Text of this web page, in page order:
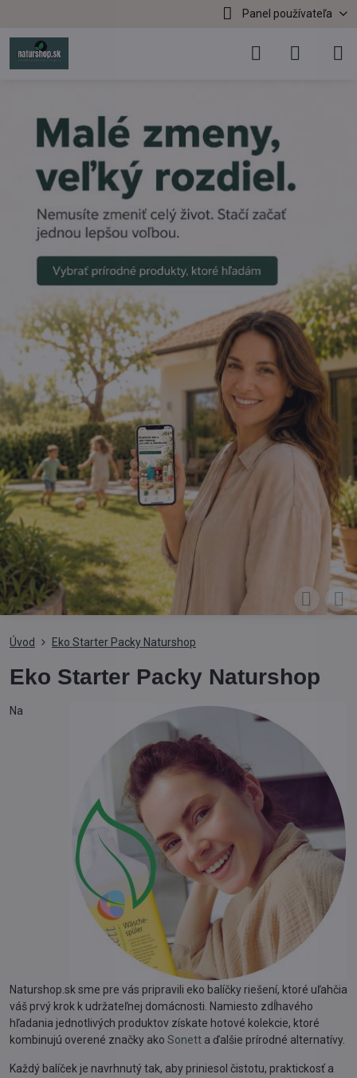
Panel používateľa
Úvod Eko Starter Packy Naturshop
Eko Starter Packy Naturshop
Na
Naturshop.sk sme pre vás pripravili eko balíčky riešení, ktoré uľahčia
váš prvý krok k udržateľnej domácnosti. Namiesto zdĺhavého
hľadania jednotlivých produktov získate hotové kolekcie, ktoré
kombinujú overené značky ako Sonett a ďalšie prírodné alternatívy.
Každý balíček je navrhnutý tak, aby priniesol čistotu, praktickosť a